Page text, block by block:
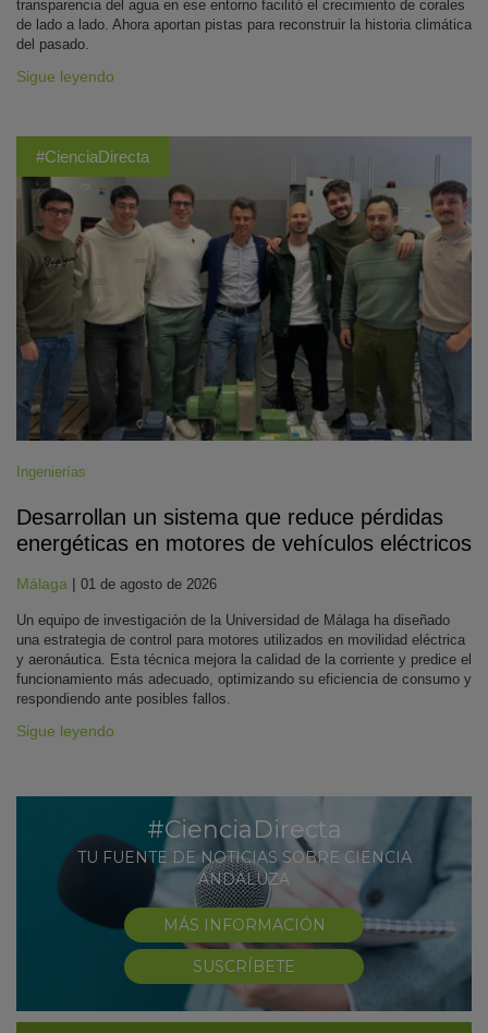
transparencia del agua en ese entorno facilitó el crecimiento de corales
de lado a lado. Ahora aportan pistas para reconstruir la historia climática
del pasado.
Sigue leyendo
#CienciaDirecta
Ingenierías
Desarrollan un sistema que reduce pérdidas
energéticas en motores de vehículos eléctricos
Málaga | 01 de agosto de 2026
Un equipo de investigación de la Universidad de Málaga ha diseñado
una estrategia de control para motores utilizados en movilidad eléctrica
y aeronáutica. Esta técnica mejora la calidad de la corriente y predice el
funcionamiento más adecuado, optimizando su eficiencia de consumo y
respondiendo ante posibles fallos.
Sigue leyendo
#CienciaDirecta
TU FUENTE DE NOTICIAS SOBRE CIENCIA
ANDALUZA
MÁS INFORMACIÓN
SUSCRÍBETE